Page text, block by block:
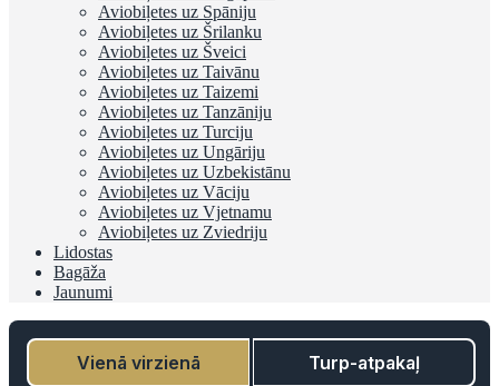
Aviobiļetes uz Spāniju
Aviobiļetes uz Šrilanku
Aviobiļetes uz Šveici
Aviobiļetes uz Taivānu
Aviobiļetes uz Taizemi
Aviobiļetes uz Tanzāniju
Aviobiļetes uz Turciju
Aviobiļetes uz Ungāriju
Aviobiļetes uz Uzbekistānu
Aviobiļetes uz Vāciju
Aviobiļetes uz Vjetnamu
Aviobiļetes uz Zviedriju
Lidostas
Bagāža
Jaunumi
Vienā virzienā Turp-atpakaļ